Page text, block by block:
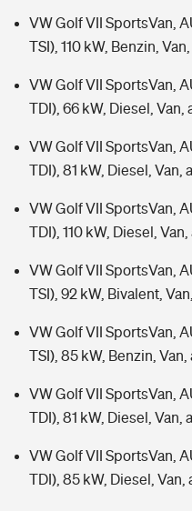
Sie haben Fragen?
VW Golf VII SportsVan,
TSI), 110 kW, Benzin,
VW Golf VII SportsVan,
TDI), 66 kW, Diesel, Van,
VW Golf VII SportsVan,
TDI), 81 kW, Diesel, Van,
VW Golf VII SportsVan,
TDI), 110 kW, Diesel,
VW Golf VII SportsVan,
TSI), 92 kW, Bivalent,
VW Golf VII SportsVan,
TSI), 85 kW, Benzin, Van,
VW Golf VII SportsVan,
TDI), 81 kW, Diesel, Van,
VW Golf VII SportsVan,
TDI), 85 kW, Diesel, Van,